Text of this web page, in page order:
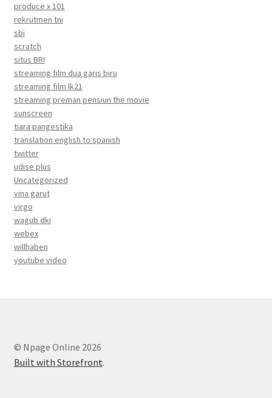
produce x 101
rekrutmen tni
sbi
scratch
situs BRI
streaming film dua garis biru
streaming film lk21
streaming preman pensiun the movie
sunscreen
tiara pangestika
translation english to spanish
twitter
udise plus
Uncategorized
vina garut
virgo
wagub dki
webex
willhaben
youtube video
© Npage Online 2026
Built with Storefront.